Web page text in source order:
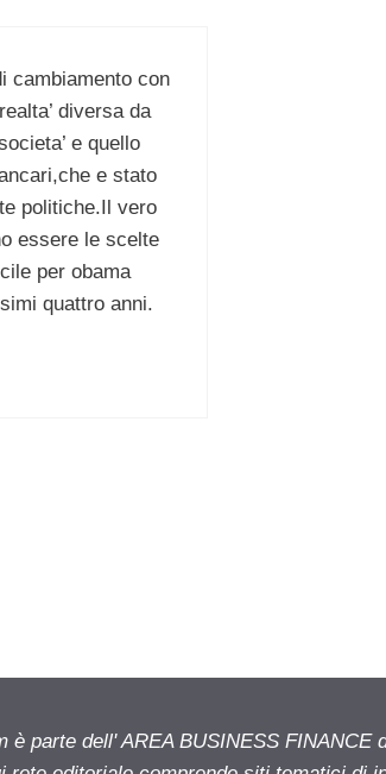
cambiamento con
diversa da
e quello
e stato
politiche.Il vero
essere le scelte
per obama
quattro anni.
è parte dell' AREA BUSINESS FINANCE